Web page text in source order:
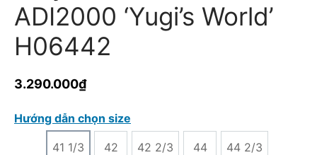
ADI2000 ‘Yugi’s World’
H06442
3.290.000₫
Hướng dẫn chọn size
41 1/3 42 42 2/3 44 44 2/3